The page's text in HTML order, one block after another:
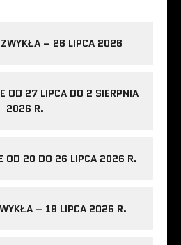
– 26 LIPCA 2026
OD 27 LIPCA DO 2 SIERPNIA
2026 R.
OD 20 DO 26 LIPCA 2026 R.
– 19 LIPCA 2026 R.